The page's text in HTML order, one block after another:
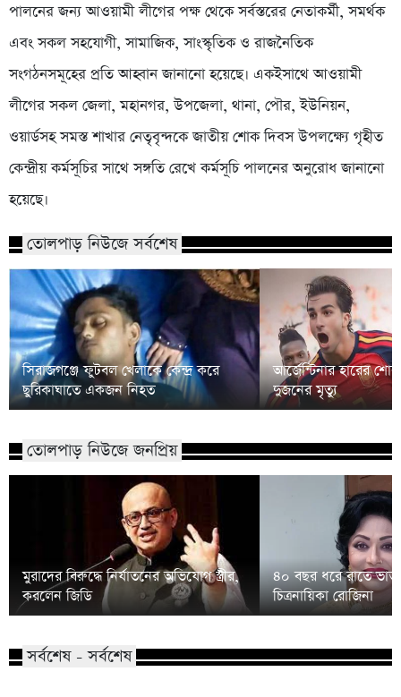
পালনের জন্য আওয়ামী লীগের পক্ষ থেকে সর্বস্তরের নেতাকর্মী, সমর্থক
এবং সকল সহযোগী, সামাজিক, সাংস্কৃতিক ও রাজনৈতিক
সংগঠনসমূহের প্রতি আহ্বান জানানো হয়েছে। একইসাথে আওয়ামী
লীগের সকল জেলা, মহানগর, উপজেলা, থানা, পৌর, ইউনিয়ন,
ওয়ার্ডসহ সমস্ত শাখার নেতৃবৃন্দকে জাতীয় শোক দিবস উপলক্ষ্যে গৃহীত
কেন্দ্রীয় কর্মসূচির সাথে সঙ্গতি রেখে কর্মসূচি পালনের অনুরোধ জানানো
হয়েছে।
তোলপাড় নিউজে সর্বশেষ
সিরাজগঞ্জে ফুটবল খেলাকে কেন্দ্র করে
ছুরিকাঘাতে একজন নিহত
আর্জেন্টিনার হারের
দুজনের মৃত্যু
তোলপাড় নিউজে জনপ্রিয়
মুরাদের বিরুদ্ধে নির্যাতনের অভিযোগ স্ত্রীর,
করলেন জিডি
৪০ বছর ধরে রাতে ভাত
চিত্রনায়িকা রোজিনা
সর্বশেষ - সর্বশেষ